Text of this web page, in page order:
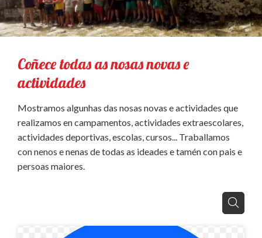
Coñece todas as nosas novas e
actividades
Mostramos algunhas das nosas novas e actividades que
realizamos en campamentos, actividades extraescolares,
actividades deportivas, escolas, cursos... Traballamos
con nenos e nenas de todas as ideades e tamén con pais e
persoas maiores.